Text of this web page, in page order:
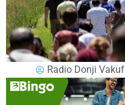
Radio Donji Vakuf